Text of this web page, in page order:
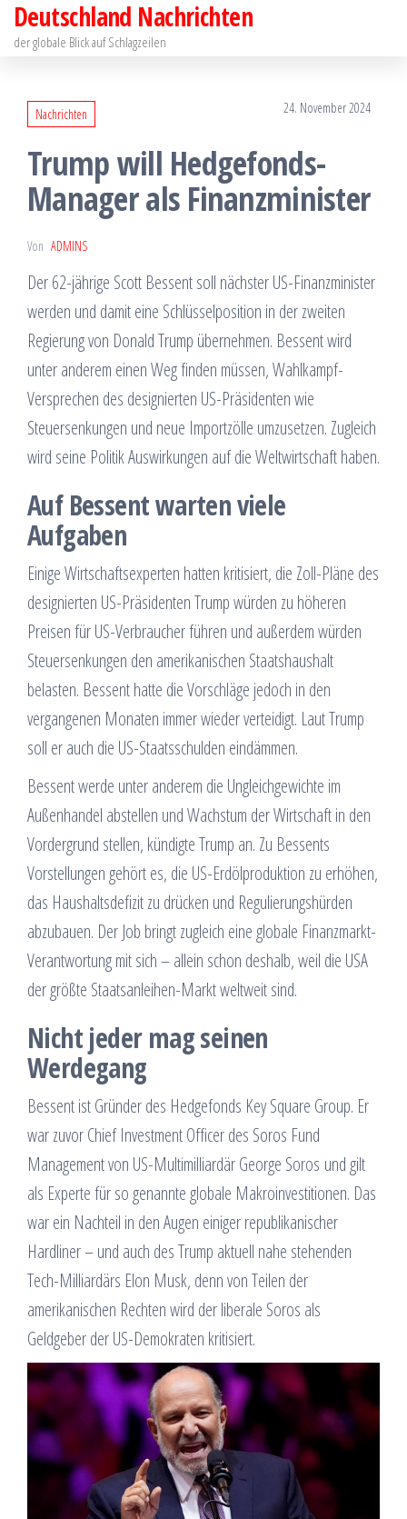
Zum
Inhalt
Deutschland Nachrichten
der globale Blick auf Schlagzeilen
Nachrichten 24. November 2024
Trump will Hedgefonds-
Manager als Finanzminister
Von ADMINS
Der 62-jährige Scott Bessent soll nächster US-Finanzminister
werden und damit eine Schlüsselposition in der zweiten
Regierung von Donald Trump übernehmen. Bessent wird
unter anderem einen Weg finden müssen, Wahlkampf-
Versprechen des designierten US-Präsidenten wie
Steuersenkungen und neue Importzölle umzusetzen. Zugleich
wird seine Politik Auswirkungen auf die Weltwirtschaft haben.
Auf Bessent warten viele
Aufgaben
Einige Wirtschaftsexperten hatten kritisiert, die Zoll-Pläne des
designierten US-Präsidenten Trump würden zu höheren
Preisen für US-Verbraucher führen und außerdem würden
Steuersenkungen den amerikanischen Staatshaushalt
belasten. Bessent hatte die Vorschläge jedoch in den
vergangenen Monaten immer wieder verteidigt. Laut Trump
soll er auch die US-Staatsschulden eindämmen.
Bessent werde unter anderem die Ungleichgewichte im
Außenhandel abstellen und Wachstum der Wirtschaft in den
Vordergrund stellen, kündigte Trump an. Zu Bessents
Vorstellungen gehört es, die US-Erdölproduktion zu erhöhen,
das Haushaltsdefizit zu drücken und Regulierungshürden
abzubauen. Der Job bringt zugleich eine globale Finanzmarkt-
Verantwortung mit sich – allein schon deshalb, weil die USA
der größte Staatsanleihen-Markt weltweit sind.
Nicht jeder mag seinen
Werdegang
Bessent ist Gründer des Hedgefonds Key Square Group. Er
war zuvor Chief Investment Officer des Soros Fund
Management von US-Multimilliardär George Soros und gilt
als Experte für so genannte globale Makroinvestitionen. Das
war ein Nachteil in den Augen einiger republikanischer
Hardliner – und auch des Trump aktuell nahe stehenden
Tech-Milliardärs Elon Musk, denn von Teilen der
amerikanischen Rechten wird der liberale Soros als
Geldgeber der US-Demokraten kritisiert.